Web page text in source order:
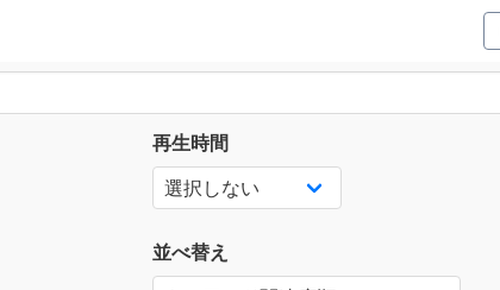
再生時間
並べ替え